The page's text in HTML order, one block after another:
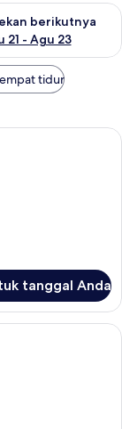
14 - Agu 16
berikutnya
21 - Agu 23
untuk
tidur
selimut bulu angsa,
tanggal Anda
Tidur King | Seprai